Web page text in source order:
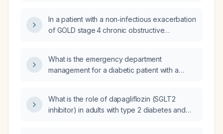
In a patient with a non‑infectious exacerbation
of GOLD stage 4 chronic obstructive
should the steroid therapy be extended?
What is the emergency department
management for a diabetic patient with a
What is the role of dapagliflozin (SGLT2
inhibitor) in adults with type 2 diabetes and